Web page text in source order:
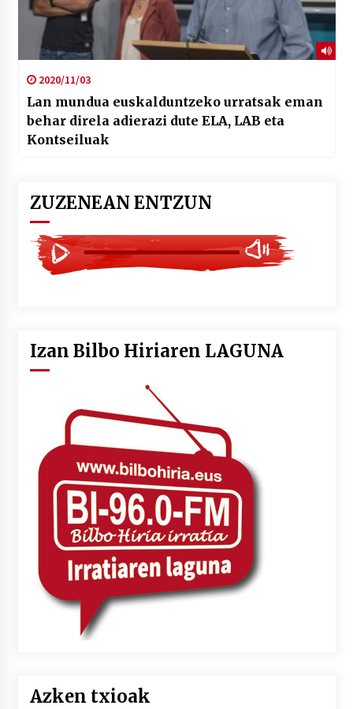
2020/11/03
Lan mundua euskalduntzeko urratsak eman
behar direla adierazi dute ELA, LAB eta
Kontseiluak
ZUZENEAN ENTZUN
Izan Bilbo Hiriaren LAGUNA
Azken txioak